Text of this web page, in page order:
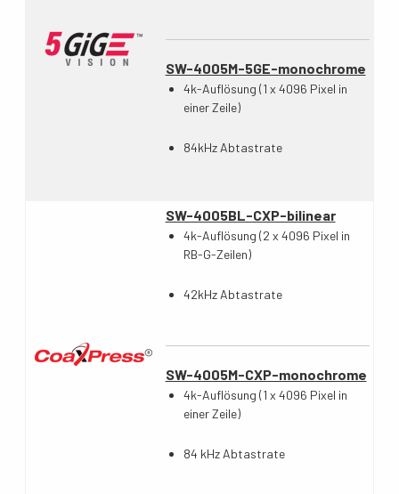
SW-4005M-5GE-monochrome
4k-Auflösung (1 x 4096 Pixel in
einer Zeile)
84kHz Abtastrate
SW-4005BL-CXP-bilinear
4k-Auflösung (2 x 4096 Pixel in
RB-G-Zeilen)
42kHz Abtastrate
SW-4005M-CXP-monochrome
4k-Auflösung (1 x 4096 Pixel in
einer Zeile)
84 kHz Abtastrate